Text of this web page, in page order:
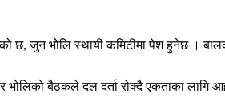
छ, जुन भोलि स्थायी कमिटीमा पेश हुनेछ ।
बैठकले दल दर्ता रोक्दै एकताका लागि